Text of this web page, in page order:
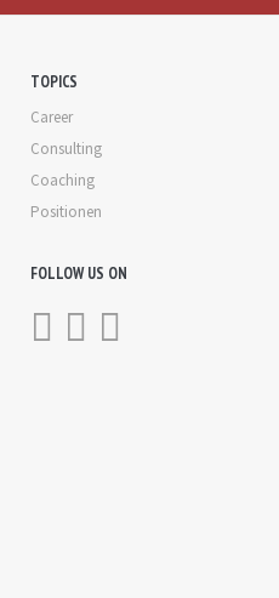
TOPICS
Career
Consulting
Coaching
Positionen
FOLLOW US ON